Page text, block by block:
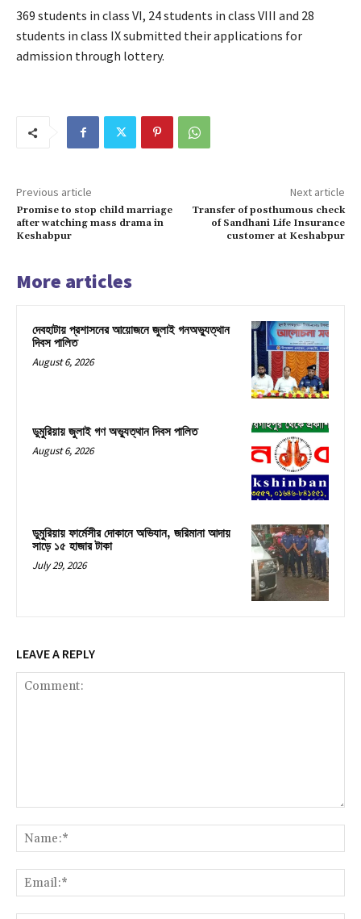
369 students in class VI, 24 students in class VIII and 28
students in class IX submitted their applications for
admission through lottery.
Previous article
Promise to stop child marriage
after watching mass drama in
Keshabpur
Next article
Transfer of posthumous check
of Sandhani Life Insurance
customer at Keshabpur
More articles
দেবহাটায় প্রশাসনের আয়োজনে জুলাই গনঅভ্যুত্থান
দিবস পালিত
August 6, 2026
ডুমুরিয়ায় জুলাই গণ অভ্যুত্থান দিবস পালিত
August 6, 2026
ডুমুরিয়ায় ফার্মেসীর দোকানে অভিযান, জরিমানা আদায়
সাড়ে ১৫ হাজার টাকা
July 29, 2026
LEAVE A REPLY